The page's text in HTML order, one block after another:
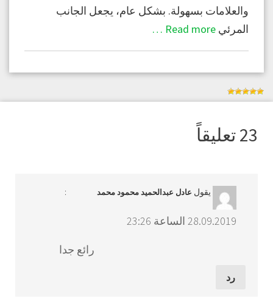
والعلامات بسهولة. بشكل عام، يجعل الجانب
المرئي Read more …
23 تعليقاً
يقول عادل عبدالحميد محمود محمد :
28.09.2019 الساعة 23:26
رائع جدا
رد